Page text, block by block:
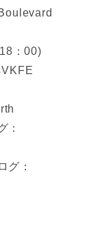
：00)
：
グ：